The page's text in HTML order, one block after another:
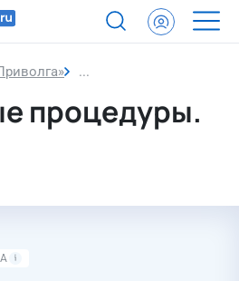
Закупки компании
процедуры.